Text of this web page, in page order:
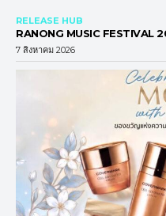
RELEASE HUB
RANONG MUSIC FESTIVAL
7 สิงหาคม 2026